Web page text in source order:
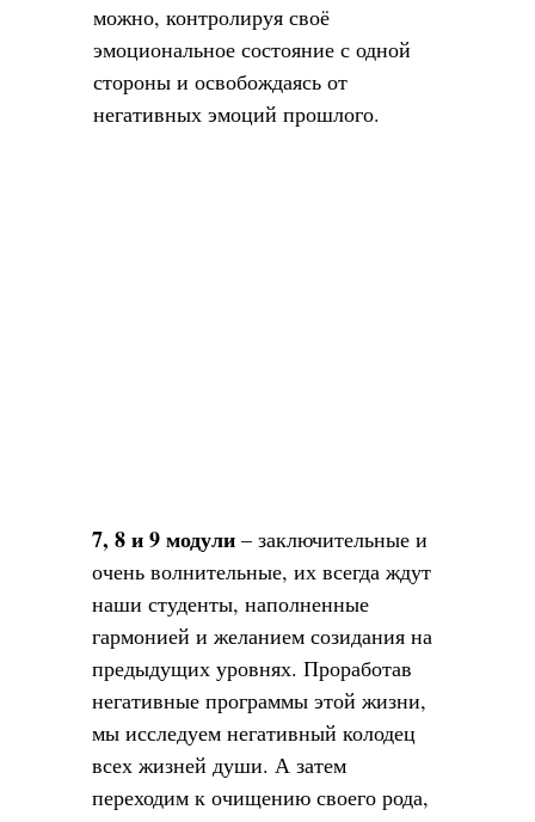
можно, контролируя своё
эмоциональное состояние с одной
стороны и освобождаясь от
негативных эмоций прошлого.
7, 8 и 9 модули – заключительные и
очень волнительные, их всегда ждут
наши студенты, наполненные
гармонией и желанием созидания на
предыдущих уровнях. Проработав
негативные программы этой жизни,
мы исследуем негативный колодец
всех жизней души. А затем
переходим к очищению своего рода,